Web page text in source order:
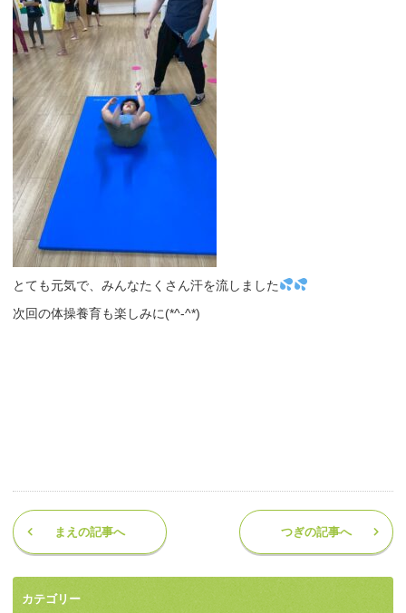
とても元気で、みんなたくさん汗を流しました
次回の体操養育も楽しみに(*^-^*)
まえの記事へ つぎの記事へ
カテゴリー